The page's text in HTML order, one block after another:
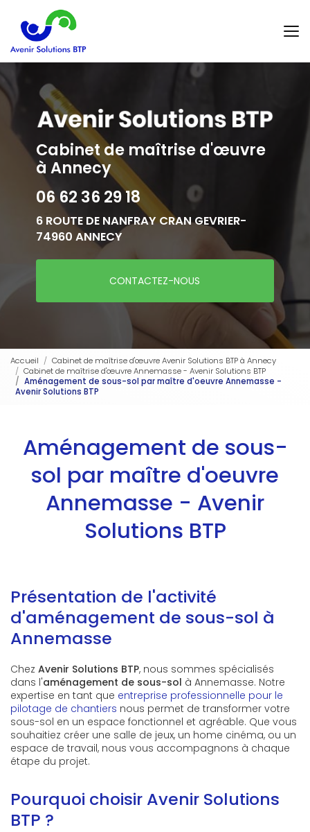
contenu
principal
Cabinet de maîtrise d'œuvre
à Annecy
06 62 36 29 18
6 ROUTE DE NANFRAY CRAN GEVRIER-
74960 ANNECY
CONTACTEZ-NOUS
Accueil
Cabinet de maîtrise d'œuvre Avenir Solutions BTP à Annecy
Cabinet de maîtrise d'œuvre Annemasse - Avenir Solutions BTP
Aménagement de sous-sol par maître d'oeuvre Annemasse -
Avenir Solutions BTP
Aménagement de sous-
sol par maître d'oeuvre
Annemasse - Avenir
Solutions BTP
Présentation de l'activité
d'aménagement de sous-sol à
Annemasse
Chez Avenir Solutions BTP, nous sommes spécialisés
dans l'aménagement de sous-sol à Annemasse. Notre
expertise en tant que entreprise professionnelle pour le
pilotage de chantiers nous permet de transformer votre
sous-sol en un espace fonctionnel et agréable. Que vous
souhaitiez créer une salle de jeux, un home cinéma, ou un
espace de travail, nous vous accompagnons à chaque
étape du projet.
Pourquoi choisir Avenir Solutions
BTP ?